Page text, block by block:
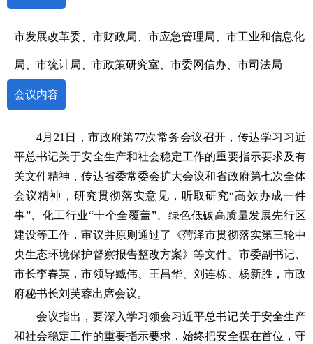
市发展改革委、市财政局、市应急管理局、市工业和信息化
局、市统计局、市政策研究室、市委网信办、市司法局
会议内容
4月 21 日，市政府第77次常务会议召开，传达学习习近
平总书记关于安全生产和社会稳定工作的重要指示要求及有
关文件精神，传达省委常委会扩大会议和省政府第七次全体
会议精神，研究贯彻落实意见，听取研究“高效办成一件
事”、化工行业“十个全覆盖”、绿色低碳高质量发展先行区
建设等工作，审议并原则通过了《菏泽市贯彻落实第三轮中
央生态环境保护督察报告整改方案》等文件。市委副书记、
市长李春英，市领导臧伟、王昌华、刘连栋、杨新胜，市政
府秘书长刘芙蓉出席会议。
会议指出，要深入学习领会习近平总书记关于安全生产
和社会稳定工作的重要指示要求，始终把安全摆在首位，守